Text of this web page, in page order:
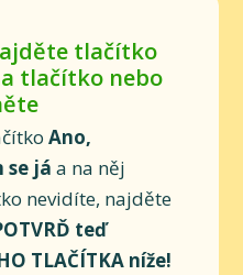
tlačítko
tlačítko nebo
Ano,
se já a na něj
nevidíte, najděte
teď
TLAČÍTKA níže!